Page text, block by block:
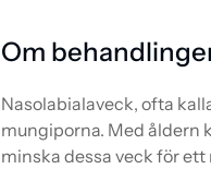
Om
Nasolabialaveck, ofta
mungiporna. Med åldern
minska dessa veck för